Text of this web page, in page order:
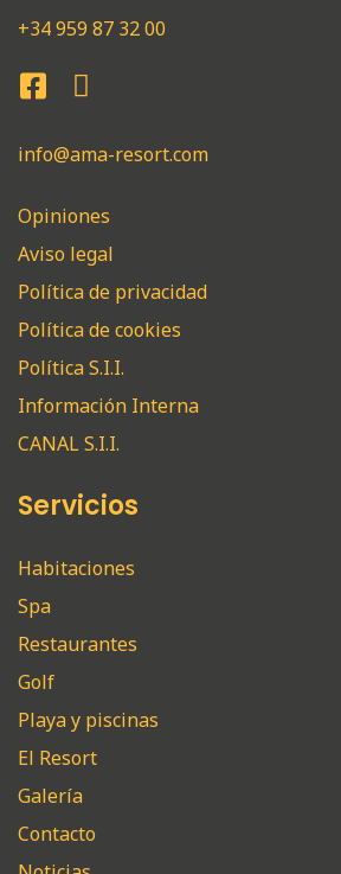
+34 959 87 32 00
info@ama-resort.com
Opiniones
Aviso legal
Política de privacidad
Política de cookies
Política S.I.I.
Información Interna
CANAL S.I.I.
Servicios
Habitaciones
Spa
Restaurantes
Golf
Playa y piscinas
El Resort
Galería
Contacto